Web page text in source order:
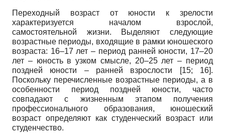
Переходный возраст от юности к зрелости
характеризуется началом взрослой,
самостоятельной жизни. Выделяют следующие
возрастные периоды, входящие в рамки юношеского
возраста: 16–17 лет – период ранней юности, 17–20
лет – юность в узком смысле, 20–25 лет – период
поздней юности – ранней взрослости
[15; 16].
Поскольку перечисленные возрастные периоды, а в
особенности период поздней юности, часто
совпадают с жизненным этапом получения
профессионального образования, юношеский
возраст определяют как студенческий возраст или
студенчество.